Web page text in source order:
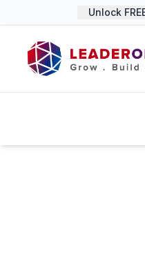
Unlock FREE